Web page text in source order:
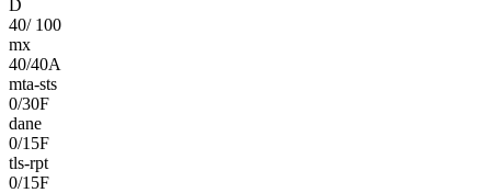
D
40/ 100
mx
40/40A
mta-sts
0/30F
dane
0/15F
tls-rpt
0/15F